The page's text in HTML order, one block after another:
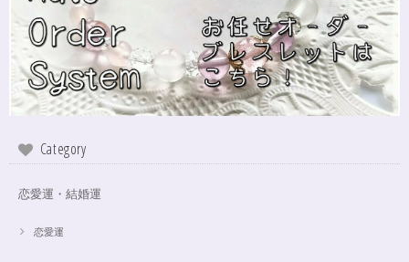
Category
恋愛運・結婚運
恋愛運